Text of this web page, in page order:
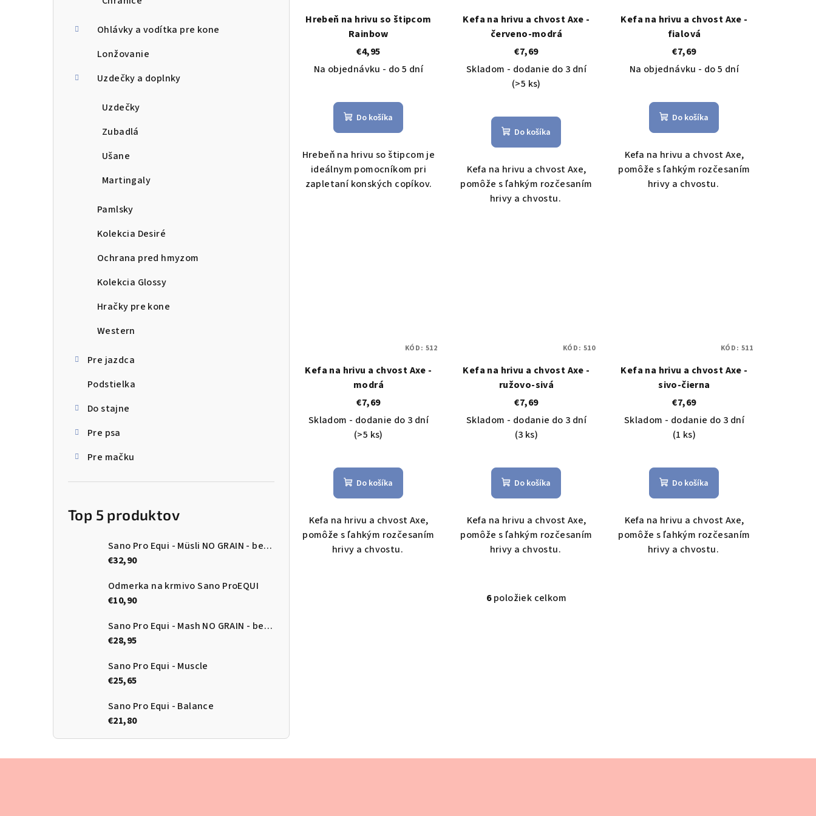
Ohlávky a vodítka pre kone
Lonžovanie
Uzdečky a doplnky
Uzdečky
Zubadlá
Ušane
Martingaly
Pamlsky
Kolekcia Desiré
Ochrana pred hmyzom
Kolekcia Glossy
Hračky pre kone
Western
Pre jazdca
Podstielka
Do stajne
Pre psa
Pre mačku
Top 5 produktov
Sano Pro Equi - Müsli NO GRAIN - bezobilné müsli
€32,90
Odmerka na krmivo Sano ProEQUI
€10,90
Sano Pro Equi - Mash NO GRAIN - bezobilný mash
€28,95
Sano Pro Equi - Muscle
€25,65
Sano Pro Equi - Balance
€21,80
r
v
Hrebeň na hrivu so štipcom
Rainbow
€4,95
Na objednávku - do 5 dní
Do košíka
Hrebeň na hrivu so štipcom je
ideálnym pomocníkom pri
zapletaní konských copíkov.
Kefa na hrivu a chvost Axe -
červeno-modrá
€7,69
Skladom - dodanie do 3 dní
(>5 ks)
Do košíka
Kefa na hrivu a chvost Axe,
pomôže s ľahkým rozčesaním
hrivy a chvostu.
Kefa na hrivu a chvost Axe -
fialová
€7,69
Na objednávku - do 5 dní
Do košíka
Kefa na hrivu a chvost Axe,
pomôže s ľahkým rozčesaním
hrivy a chvostu.
Kefa na hrivu a chvost Axe -
modrá
€7,69
Skladom - dodanie do 3 dní
(>5 ks)
Do košíka
Kefa na hrivu a chvost Axe,
pomôže s ľahkým rozčesaním
hrivy a chvostu.
KÓD: 512
Kefa na hrivu a chvost Axe -
ružovo-sivá
€7,69
Skladom - dodanie do 3 dní
(3 ks)
Do košíka
Kefa na hrivu a chvost Axe,
pomôže s ľahkým rozčesaním
hrivy a chvostu.
KÓD: 510
Kefa na hrivu a chvost Axe -
sivo-čierna
€7,69
Skladom - dodanie do 3 dní
(1 ks)
Do košíka
Kefa na hrivu a chvost Axe,
pomôže s ľahkým rozčesaním
hrivy a chvostu.
KÓD: 511
O
p
6položiek celkom